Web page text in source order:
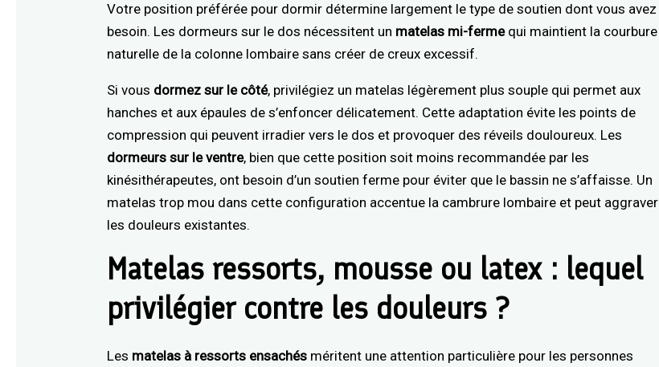
Votre position préférée pour dormir détermine largement le type de soutien dont vous avez
besoin. Les dormeurs sur le dos nécessitent un matelas mi-fermequi maintient la courbure
naturelle de la colonne lombaire sans créer de creux excessif.
Si vous dormez sur le côté, privilégiez un matelas légèrement plus souple qui permet aux
hanches et aux épaules de s’enfoncer délicatement. Cette adaptation évite les points de
compression qui peuvent irradier vers le dos et provoquer des réveils douloureux. Les
dormeurs sur le ventre, bien que cette position soit moins recommandée par les
kinésithérapeutes, ont besoin d’un soutien ferme pour éviter que le bassin ne s’affaisse. Un
matelas trop mou dans cette configuration accentue la cambrure lombaire et peut aggraver
les douleurs existantes.
Matelas ressorts, mousse ou latex : lequel
privilégier contre les douleurs ?
Les matelas à ressorts ensachés méritent une attention particulière pour les personnes